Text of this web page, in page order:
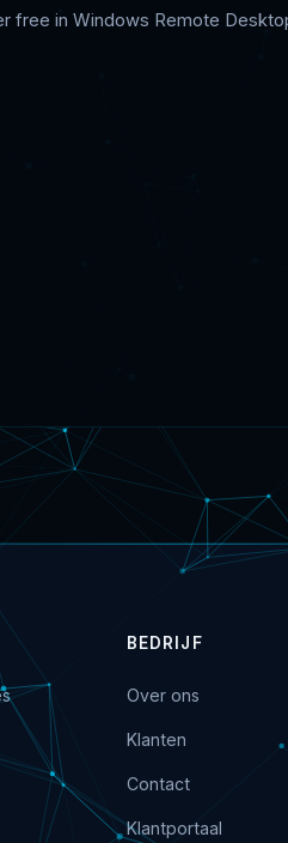
free in Windows Remote
BEDRIJF
Over ons
Klanten
Contact
Klantportaal